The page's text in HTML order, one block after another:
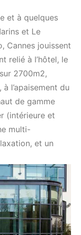
et à quelques
et Le
Cannes jouissent
relié à l’hôtel, le
2700m2,
l’apaisement du
de gamme
(intérieure et
multi-
et un